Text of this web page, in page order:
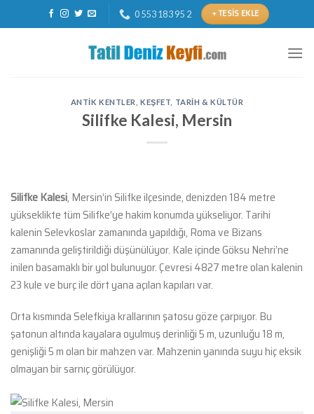
to
0 553 183 95 2 + TESIS EKLE
ANTIK KENTLER ,KEŞFET TARIH & KÜLTÜR
Silifke Kalesi, Mersin
Silifke Kalesi, Mersin’in Silifke ilçesinde, denizden 184 metre
yükseklikte tüm Silifke’ye hakim konumda yükseliyor. Tarihi
kalenin Selevkoslar zamanında yapıldığı, Roma ve Bizans
zamanında geliştirildiği düşünülüyor. Kale içinde Göksu Nehri’ne
inilen basamaklı bir yol bulunuyor. Çevresi 4827 metre olan kalenin
23 kule ve burç ile dört yana açılan kapıları var.
Orta kısmında Selefkiya krallarının şatosu göze çarpıyor. Bu
şatonun altında kayalara oyulmuş derinliği 5 m, uzunluğu 18 m,
genişliği 5 m olan bir mahzen var. Mahzenin yanında suyu hiç eksik
olmayan bir sarnıç görülüyor.